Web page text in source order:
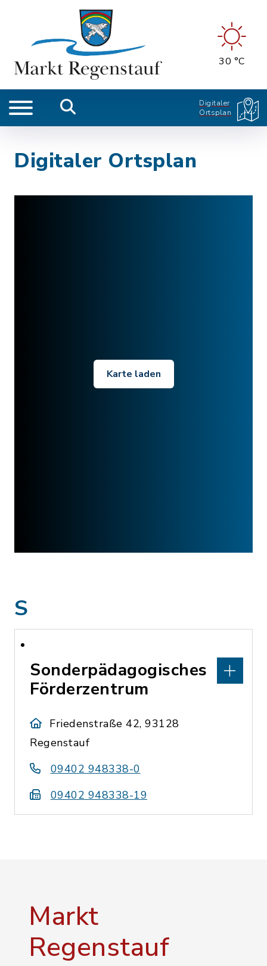
30 °C
Digitaler
Ortsplan
Digitaler Ortsplan
Karte laden
S
Sonderpädagogisches
Förderzentrum
Friedenstraße 42, 93128
Regenstauf
09402 948338-0
09402 948338-19
Markt
Regenstauf